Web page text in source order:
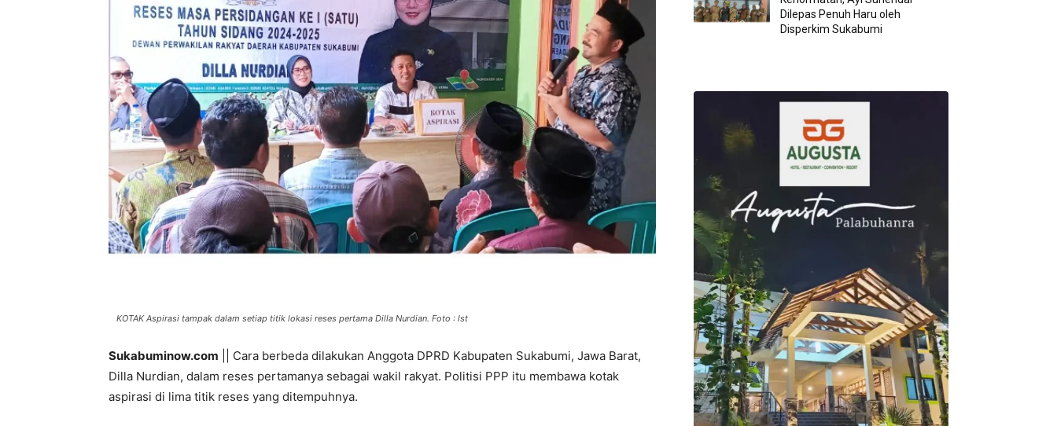
KOTAK Aspirasi tampak dalam setiap titik lokasi reses pertama Dilla Nurdian. Foto : Ist
Sukabuminow.com || Cara berbeda dilakukan Anggota DPRD Kabupaten Sukabumi, Jawa Barat,
Dilla Nurdian, dalam reses pertamanya sebagai wakil rakyat. Politisi PPP itu membawa kotak
aspirasi di lima titik reses yang ditempuhnya.
Dilepas Penuh Haru oleh
Disperkim Sukabumi